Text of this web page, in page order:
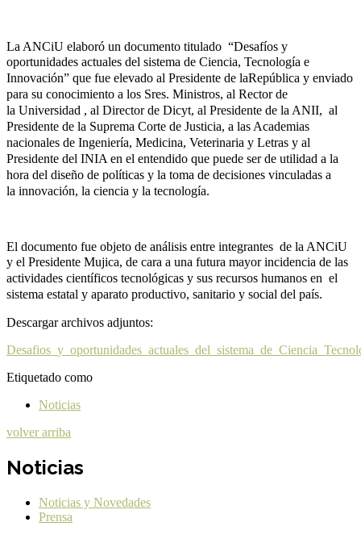
La ANCiU elaboró un documento titulado “Desafíos y
oportunidades actuales del sistema de Ciencia, Tecnología e
Innovación” que fue elevado al Presidente de laRepública y enviado
para su conocimiento a los Sres. Ministros, al Rector de
la Universidad , al Director de Dicyt, al Presidente de la ANII, al
Presidente de la Suprema Corte de Justicia, a las Academias
nacionales de Ingeniería, Medicina, Veterinaria y Letras y al
Presidente del INIA en el entendido que puede ser de utilidad a la
hora del diseño de políticas y la toma de decisiones vinculadas a
la innovación, la ciencia y la tecnología.
El documento fue objeto de análisis entre integrantes de la ANCiU
y el Presidente Mujica, de cara a una futura mayor incidencia de las
actividades científicos tecnológicas y sus recursos humanos en el
sistema estatal y aparato productivo, sanitario y social del país.
Descargar archivos adjuntos:
Etiquetado como
Noticias
volver arriba
Noticias
Noticias y Novedades
Prensa